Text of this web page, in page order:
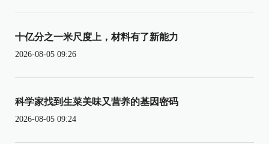
十亿分之一米尺度上，材料有了新能力
2026-08-05 09:26
科学家找到生菜美味又营养的基因密码
2026-08-05 09:24